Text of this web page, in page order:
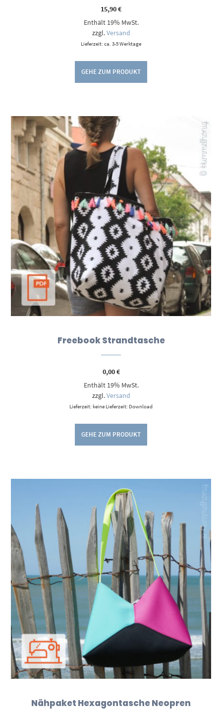
15,90€
Enthält 19% MwSt.
zzgl.Versand
Lieferzeit: ca. 3-5 Werktage
GEHE ZUM PRODUKT
Freebook Strandtasche
0,00€
Enthält 19% MwSt.
zzgl.Versand
Lieferzeit: keine Lieferzeit: Download
GEHE ZUM PRODUKT
Nähpaket Hexagontasche Neopren